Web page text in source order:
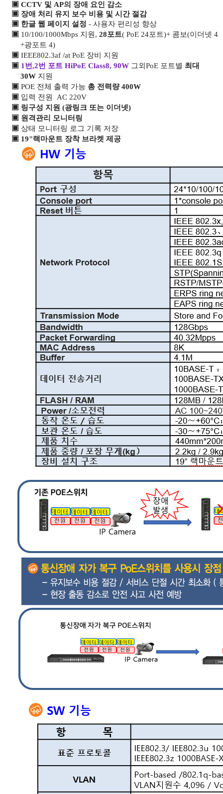
방문해 주셔서 감사합니다.
Close
SEARCH
검색어 입력 필수
Close
▣ CCTV 및 AP의 장애 요인 감소
▣ 장애 처리 유지 보수 비용 및 시간 절감
▣ 한글 웹 페이지 설정 - 사용자 편리성 향상
▣ 10/100/1000Mbps 지원, 28포트( PoE 24포트)+ 콤보(이더넷 4
+광포트 4)
▣ IEEE802.3af /at PoE 장비 지원
▣ 1번,2번 포트 HiPoE Class8, 90W 그외 PoE 포트별 최대
30W 지원
▣ POE 전체 출력 가능 총 전력량 400W
▣ 입력 전원 AC 220V
▣ 링구성 지원 (광링크 또는 이더넷)
▣ 원격관리 모니터링
▣ 상태 모니터링 로그 기록 저장
▣ 19"랙마운트 장착 브라켓 제공